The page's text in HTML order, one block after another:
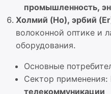
промышленность,
Холмий (Ho), эрбий
волоконной оптике и
оборудования.
Основные
Сектор применения:
телекоммуникации